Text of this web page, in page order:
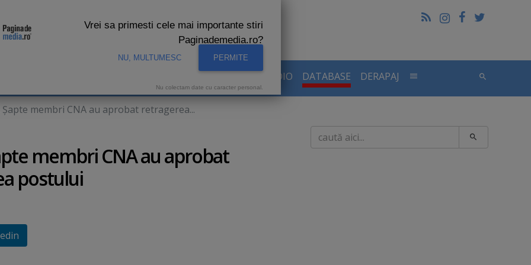
AUDIENTE RADIO DATABASE DERAPAJ
Şapte membri CNA au aprobat retragerea...
membri CNA au aprobat
postului
Caută
Vrei sa primesti cele mai importante stiri
Paginademedia.ro?
NU, MULTUMESC PERMITE
Nu colectam date cu caracter personal.